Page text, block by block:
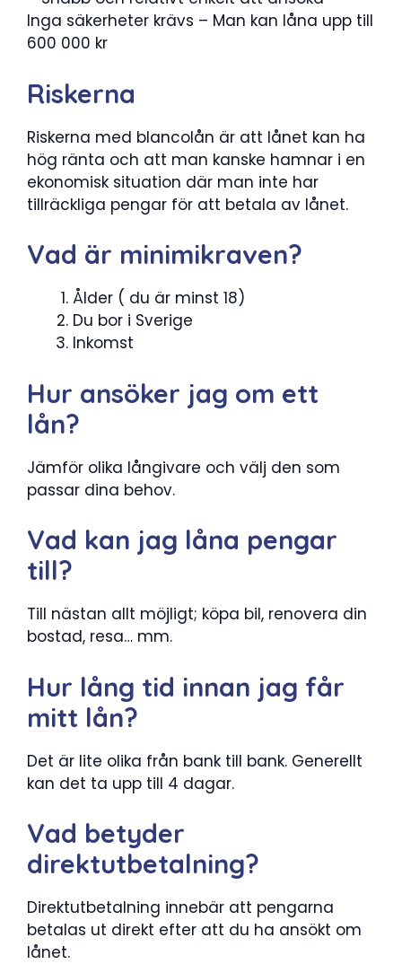
Inga säkerheter krävs – Man kan låna upp till
600 000 kr
Riskerna
Riskerna med blancolån är att lånet kan ha
hög ränta och att man kanske hamnar i en
ekonomisk situation där man inte har
tillräckliga pengar för att betala av lånet.
Vad är minimikraven?
Ålder ( du är minst 18)
Du bor i Sverige
Inkomst
Hur ansöker jag om ett
lån?
Jämför olika långivare och välj den som
passar dina behov.
Vad kan jag låna pengar
till?
Till nästan allt möjligt; köpa bil, renovera din
bostad, resa… mm.
Hur lång tid innan jag får
mitt lån?
Det är lite olika från bank till bank. Generellt
kan det ta upp till 4 dagar.
Vad betyder
direktutbetalning?
Direktutbetalning innebär att pengarna
betalas ut direkt efter att du ha ansökt om
lånet.